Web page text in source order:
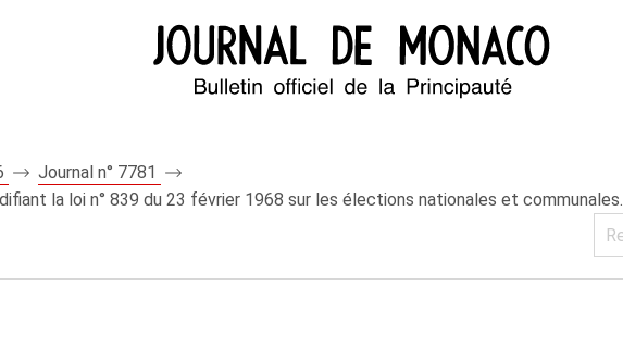
Journal n° 7781
la loi n° 839 du 23 février 1968 sur les élections nationales et communales.